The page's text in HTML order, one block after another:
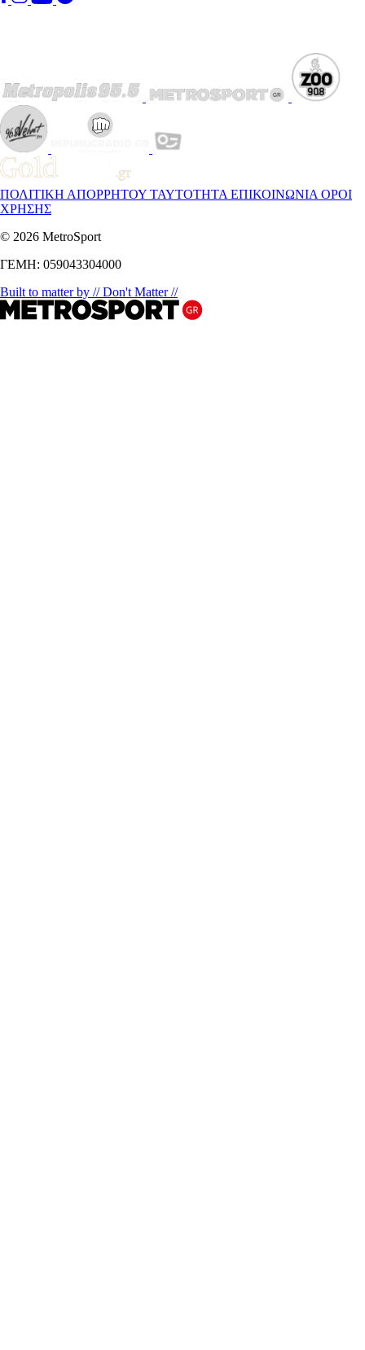
ΠΟΛΙΤΙΚΗ ΑΠΟΡΡΗΤΟΥ ΤΑΥΤΟΤΗΤΑ ΕΠΙΚΟΙΝΩΝΙΑ ΟΡΟΙ
ΧΡΗΣΗΣ
© 2026 MetroSport
ΓΕΜΗ: 059043304000
Built to matter by // Don't Matter //